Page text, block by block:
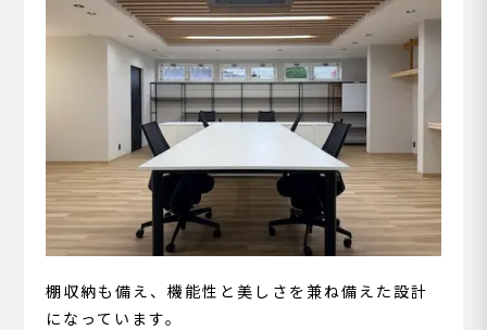
棚収納も備え、機能性と美しさを兼ね備えた設計
になっています。